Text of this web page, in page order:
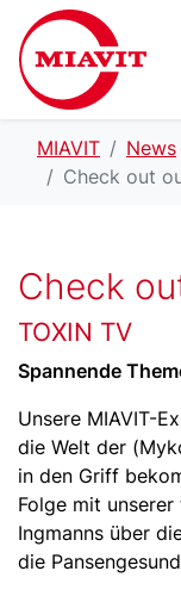
MIAVIT News
Check out
Check
TOXIN TV
Spannende
Unsere MIAVIT-
die Welt der
in den Griff
Folge mit
Ingmanns über
die